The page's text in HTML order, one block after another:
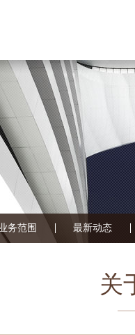
务范围 最新动态
关